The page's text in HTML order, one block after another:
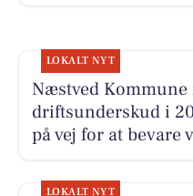
LOKALT NYT
Næstved
driftsunderskud i
på vej for at bevare
LOKALT NYT